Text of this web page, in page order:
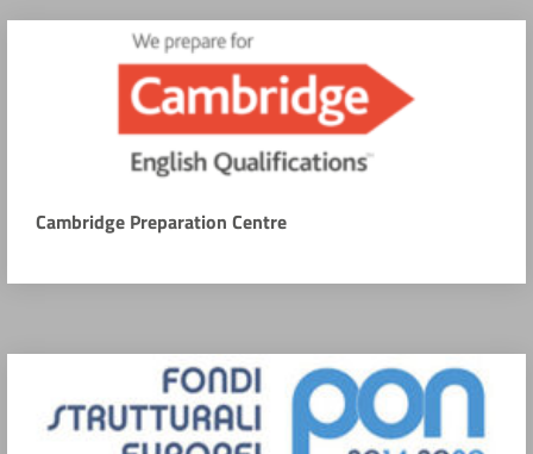
Cambridge Preparation Centre